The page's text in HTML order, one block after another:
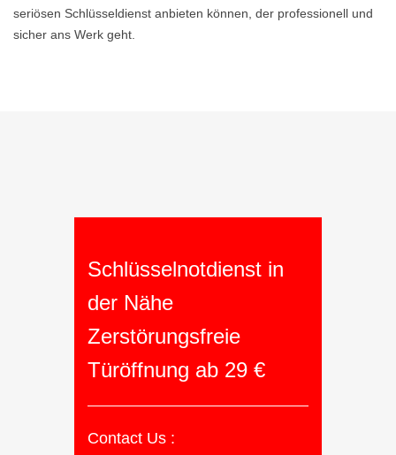
seriösen Schlüsseldienst anbieten können, der professionell und
sicher ans Werk geht.
Schlüsselnotdienst in
der Nähe
Zerstörungsfreie
Türöffnung ab 29 €
Contact Us :